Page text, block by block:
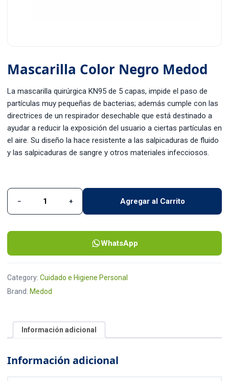
Mascarilla Color Negro Medod
La mascarilla quirúrgica KN95 de 5 capas, impide el paso de
partículas muy pequeñas de bacterias; además cumple con las
directrices de un respirador desechable que está destinado a
ayudar a reducir la exposición del usuario a ciertas partículas en
el aire. Su diseño la hace resistente a las salpicaduras de fluido
y las salpicaduras de sangre y otros materiales infecciosos.
Mascarilla Color Negro Medod quantity
− + Agregar al Carrito
WhatsApp
Category: Cuidado e Higiene Personal
Brand: Medod
Información adicional
Información adicional